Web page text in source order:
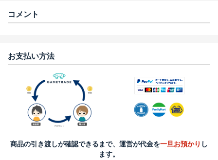
コメント
お支払い方法
商品の引き渡しが確認できるまで、運営が代金を一旦お預かり し
ます。